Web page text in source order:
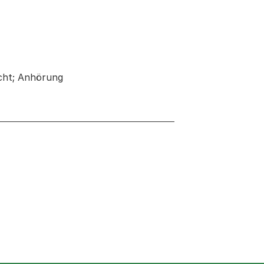
Anhörung